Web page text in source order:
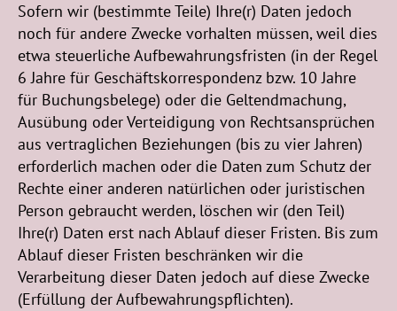
Sofern wir (bestimmte Teile) Ihre(r) Daten jedoch
noch für andere Zwecke vorhalten müssen, weil dies
etwa steuerliche Aufbewahrungsfristen (in der Regel
6 Jahre für Geschäftskorrespondenz bzw. 10 Jahre
für Buchungsbelege) oder die Geltendmachung,
Ausübung oder Verteidigung von Rechtsansprüchen
aus vertraglichen Beziehungen (bis zu vier Jahren)
erforderlich machen oder die Daten zum Schutz der
Rechte einer anderen natürlichen oder juristischen
Person gebraucht werden, löschen wir (den Teil)
Ihre(r) Daten erst nach Ablauf dieser Fristen. Bis zum
Ablauf dieser Fristen beschränken wir die
Verarbeitung dieser Daten jedoch auf diese Zwecke
(Erfüllung der Aufbewahrungspflichten).